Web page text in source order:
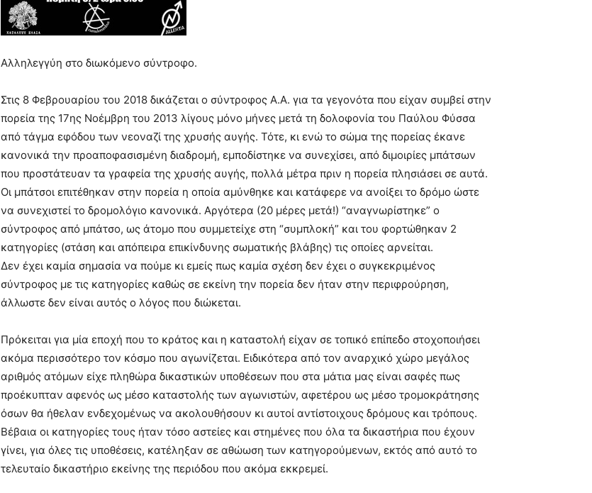
Αλληλεγγύη στο διωκόμενο σύντροφο.
Στις 8 Φεβρουαρίου του 2018 δικάζεται ο σύντροφος Α.Α. για τα γεγονότα που είχαν συμβεί στην
πορεία της 17ης Νοέμβρη του 2013 λίγους μόνο μήνες μετά τη δολοφονία του Παύλου Φύσσα
από τάγμα εφόδου των νεοναζί της χρυσής αυγής. Τότε, κι ενώ το σώμα της πορείας έκανε
κανονικά την προαποφασισμένη διαδρομή, εμποδίστηκε να συνεχίσει, από διμοιρίες μπάτσων
που προστάτευαν τα γραφεία της χρυσής αυγής, πολλά μέτρα πριν η πορεία πλησιάσει σε αυτά.
Οι μπάτσοι επιτέθηκαν στην πορεία η οποία αμύνθηκε και κατάφερε να ανοίξει το δρόμο ώστε
να συνεχιστεί το δρομολόγιο κανονικά. Αργότερα (20 μέρες μετά!) “αναγνωρίστηκε” ο
σύντροφος από μπάτσο, ως άτομο που συμμετείχε στη “συμπλοκή” και του φορτώθηκαν 2
κατηγορίες (στάση και απόπειρα επικίνδυνης σωματικής βλάβης) τις οποίες αρνείται.
Δεν έχει καμία σημασία να πούμε κι εμείς πως καμία σχέση δεν έχει ο συγκεκριμένος
σύντροφος με τις κατηγορίες καθώς σε εκείνη την πορεία δεν ήταν στην περιφρούρηση,
άλλωστε δεν είναι αυτός ο λόγος που διώκεται.
Πρόκειται για μία εποχή που το κράτος και η καταστολή είχαν σε τοπικό επίπεδο στοχοποιήσει
ακόμα περισσότερο τον κόσμο που αγωνίζεται. Ειδικότερα από τον αναρχικό χώρο μεγάλος
αριθμός ατόμων είχε πληθώρα δικαστικών υποθέσεων που στα μάτια μας είναι σαφές πως
προέκυπταν αφενός ως μέσο καταστολής των αγωνιστών, αφετέρου ως μέσο τρομοκράτησης
όσων θα ήθελαν ενδεχομένως να ακολουθήσουν κι αυτοί αντίστοιχους δρόμους και τρόπους.
Βέβαια οι κατηγορίες τους ήταν τόσο αστείες και στημένες που όλα τα δικαστήρια που έχουν
γίνει, για όλες τις υποθέσεις, κατέληξαν σε αθώωση των κατηγορούμενων, εκτός από αυτό το
τελευταίο δικαστήριο εκείνης της περιόδου που ακόμα εκκρεμεί.